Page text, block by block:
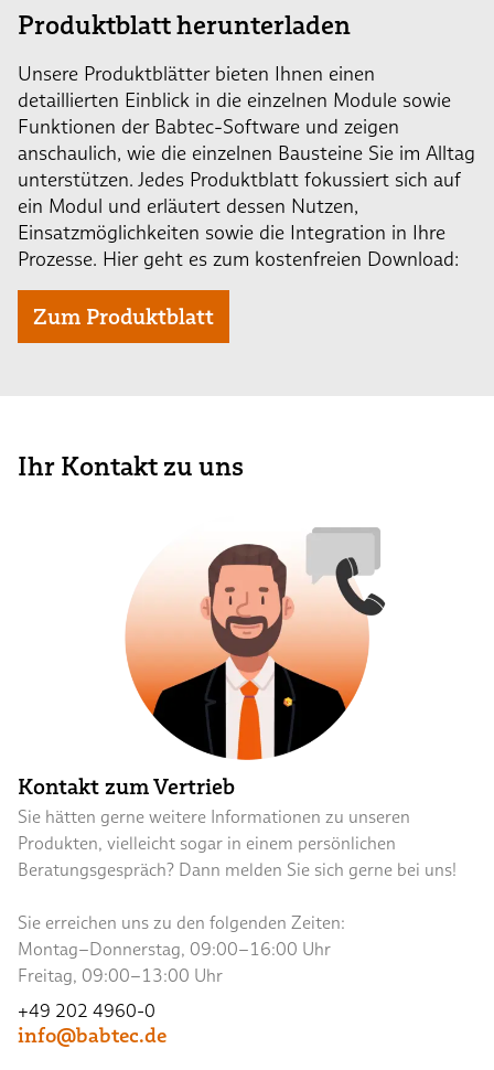
Produktblatt herunterladen
Unsere Produktblätter bieten Ihnen einen
detaillierten Einblick in die einzelnen Module sowie
Funktionen der Babtec-Software und zeigen
anschaulich, wie die einzelnen Bausteine Sie im Alltag
unterstützen. Jedes Produktblatt fokussiert sich auf
ein Modul und erläutert dessen Nutzen,
Einsatzmöglichkeiten sowie die Integration in Ihre
Prozesse. Hier geht es zum kostenfreien Download:
Zum Produktblatt
Ihr Kontakt zu uns
Kontakt zum Vertrieb
Sie hätten gerne weitere Informationen zu unseren
Produkten, vielleicht sogar in einem persönlichen
Beratungsgespräch? Dann melden Sie sich gerne bei uns!
Sie erreichen uns zu den folgenden Zeiten:
Montag–Donnerstag, 09:00–16:00 Uhr
Freitag, 09:00–13:00 Uhr
+49 202 4960-0
info@babtec.de